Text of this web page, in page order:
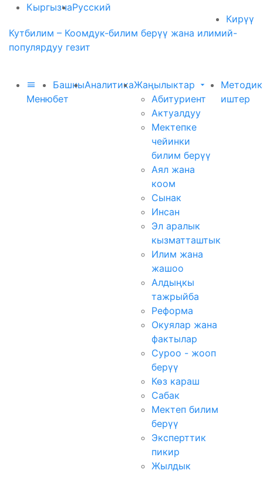
КыргызчаРусский
Кирүү
Кутбилим – Коомдук-билим берүү жана илимий-
популярдуу гезит
Меню
Башкы
бет
АналитикаЖаңылыктар
Абитуриент
Актуалдуу
Мектепке
чейинки
билим берүү
Аял жана
коом
Сынак
Инсан
Эл аралык
кызматташтык
Илим жана
жашоо
Алдыңкы
тажрыйба
Реформа
Окуялар жана
фактылар
Суроо - жооп
берүү
Көз караш
Сабак
Мектеп билим
берүү
Эксперттик
пикир
Жылдык
иштер